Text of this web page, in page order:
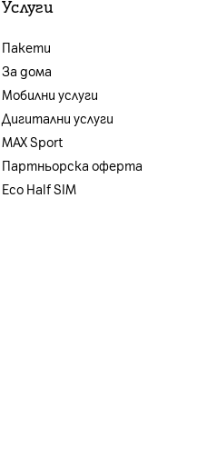
Услуги
Пакети
За дома
Мобилни услуги
Дигитални услуги
MAX Sport
Партньорска оферта
Eco Half SIM